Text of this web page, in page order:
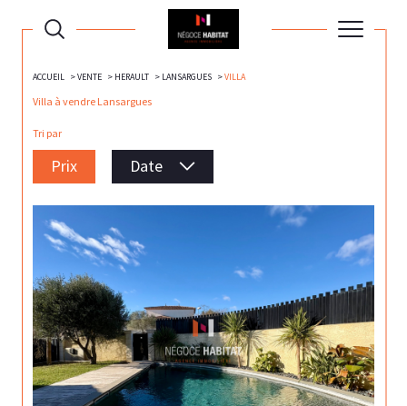
ACCUEIL VENTE HERAULT LANSARGUES VILLA
Villa à vendre Lansargues
Tri par
Prix Date